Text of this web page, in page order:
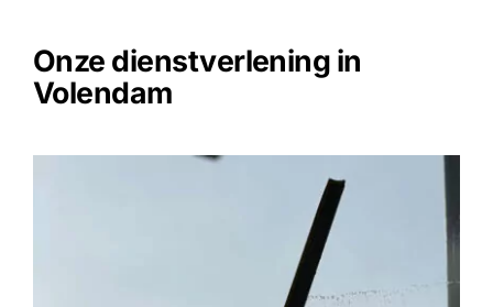
Onze dienstverlening in
Volendam